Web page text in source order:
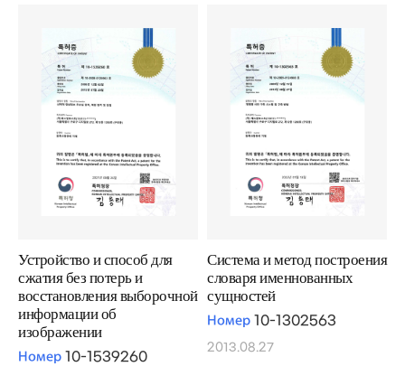
Устройство и способ для
сжатия без потерь и
восстановления выборочной
информации об
изображении
Номер 10-1539260
Система и метод построения
словаря именнованных
сущностей
Номер 10-1302563
2013.08.27